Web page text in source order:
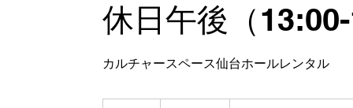
休日午後（
カルチャースペース仙台ホールレンタル